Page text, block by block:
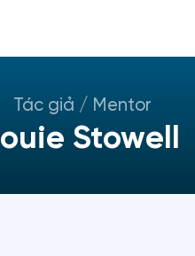
Tác giả / Mentor
Stowell